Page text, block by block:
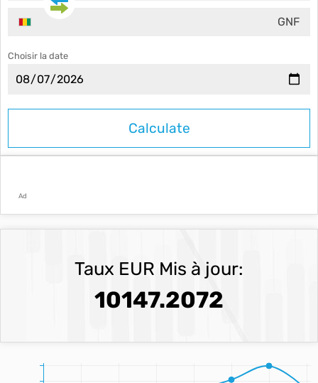
GNF
Choisir la date
Ad
Taux EUR Mis à jour:
10147.2072